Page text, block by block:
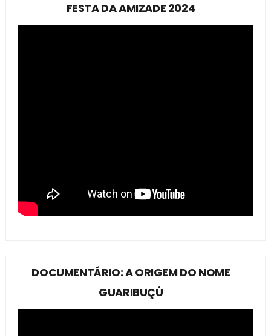
FESTA DA AMIZADE 2024
DOCUMENTÁRIO: A ORIGEM DO NOME
GUARIBUÇÚ